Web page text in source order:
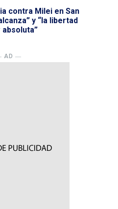
contra Milei en San
y “la libertad
AD ―